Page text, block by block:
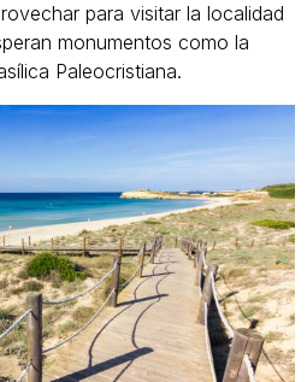
para visitar la localidad
monumentos como la
Paleocristiana.